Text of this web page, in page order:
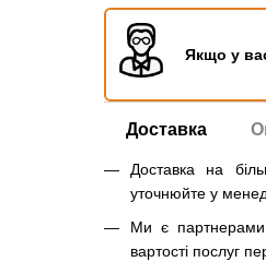
Якщо у
Доставка
Доставка на
уточнюйте у
Ми є партнерами
вартості послуг